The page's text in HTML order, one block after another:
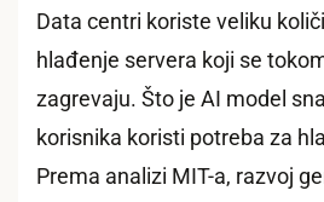
Data centri koriste veliku
hlađenje servera koji se
zagrevaju. Što je AI model
korisnika koristi potreba za
Prema analizi MIT-a, razvoj